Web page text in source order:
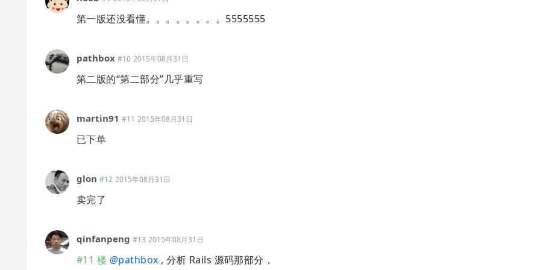
第一版还没看懂。。。。。。。。5555555
pathbox #10 2015年08月31日
第二版的“第二部分”几乎重写
martin91 #11 2015年08月31日
已下单
glon #12 2015年08月31日
卖完了
qinfanpeng #13 2015年08月31日
#11 楼 @pathbox , 分析 Rails 源码那部分，